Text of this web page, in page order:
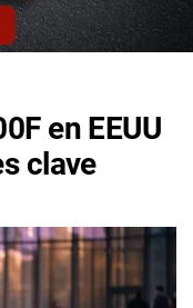
en EEUU
clave